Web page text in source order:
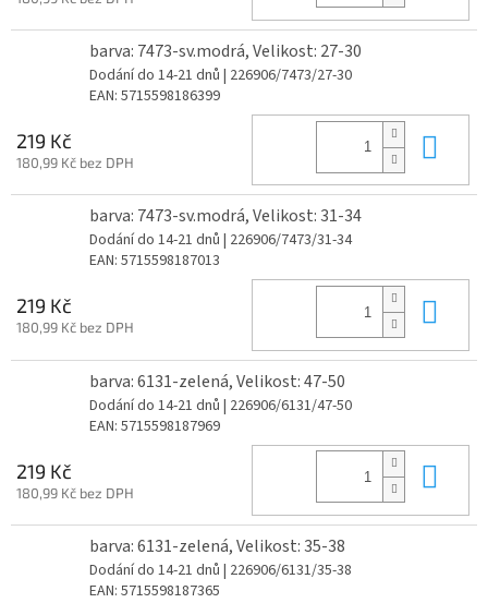
barva: 7473-sv.modrá, Velikost: 27-30
Dodání do 14-21 dnů | 226906/7473/27-30
EAN: 5715598186399
219 Kč
180,99 Kč bez DPH
barva: 7473-sv.modrá, Velikost: 31-34
Dodání do 14-21 dnů | 226906/7473/31-34
EAN: 5715598187013
219 Kč
180,99 Kč bez DPH
barva: 6131-zelená, Velikost: 47-50
Dodání do 14-21 dnů | 226906/6131/47-50
EAN: 5715598187969
219 Kč
180,99 Kč bez DPH
barva: 6131-zelená, Velikost: 35-38
Dodání do 14-21 dnů | 226906/6131/35-38
EAN: 5715598187365